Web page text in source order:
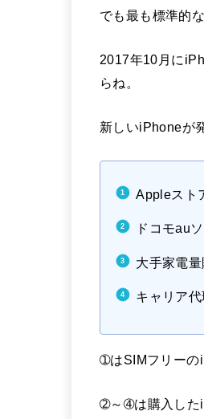
でも最も標準的
2017年10月に
らね。
新しいiPhoneが
Appleスト
ドコモau
大手家電
キャリア
➀はSIMフリーの
➁～➃は購入した